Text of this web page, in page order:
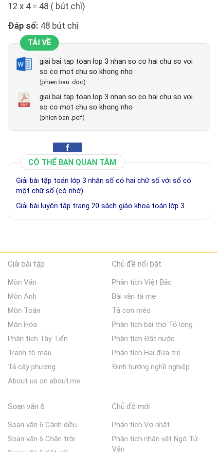
12 x 4 = 48 ( bút chì)
Đáp số: 48 bút chì
TẢI VỀ
giai bai tap toan lop 3 nhan so co hai chu so voi
so co mot chu so khong nho
(phien ban .doc)
giai bai tap toan lop 3 nhan so co hai chu so voi
so co mot chu so khong nho
(phien ban .pdf)
CÓ THỂ BẠN QUAN TÂM
Giải bài tập toán lớp 3 nhân số có hai chữ số với số có
một chữ số (có nhớ)
Giải bài luyện tập trang 20 sách giáo khoa toán lớp 3
Giải bài tập
Môn Văn
Môn Anh
Môn Toán
Môn Hóa
Phân tích Tây Tiến
Tranh tô màu
Tả cây phượng
About us on about.me
Chủ đề nổi bật
Phân tích Việt Bắc
Bài văn tả mẹ
Tả con mèo
Phân tích bài thơ Tỏ lòng
Phân tích Đất nước
Phân tích Hai đứa trẻ
Định hướng nghề nghiệp
Soạn văn 6
Soạn văn 6 Cánh diều
Soạn văn 6 Chân trời
Chủ đề mới
Phân tích Vợ nhặt
Phân tích nhân vật Ngô Tử
Văn